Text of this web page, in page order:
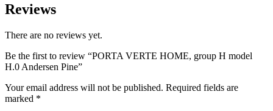
Reviews
There are no reviews yet.
Be the first to review “PORTA VERTE HOME, group H model
H.0 Andersen Pine”
Your email address will not be published. Required fields are
marked *